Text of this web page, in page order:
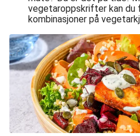
vegetaroppskrifter kan du
kombinasjoner på